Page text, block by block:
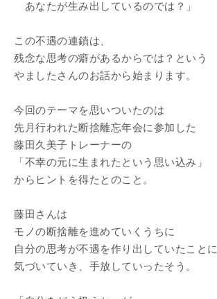
あなたが生み出しているのでは？」
この不遇の連鎖は、
残念な思考の癖があるからでは？という
やましたさんのお話から始まります。
今回のテーマを思いついたのは
先月行われた断捨離忘年会に参加した
藤田久美子トレーナーの
「不幸の元に生まれたという思い込み」
からヒントを得たとのこと。
藤田さんは
モノの断捨離を進めていくうちに
自分の思考が不遇を作り出していたことに
気づいていき、手放していったそう。